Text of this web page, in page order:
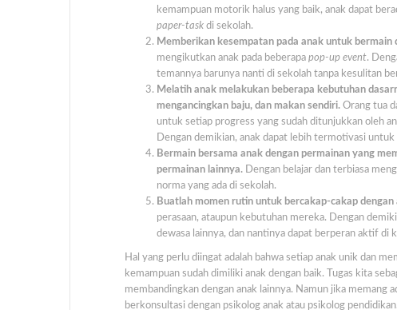
kemampuan motorik halus yang baik, anak dapat
paper-task di sekolah.
Memberikan kesempatan pada anak untuk bermain
mengikutkan anak pada beberapa pop-up event.
temannya barunya nanti di sekolah tanpa kesulitan
Melatih anak melakukan beberapa kebutuhan
mengancingkan baju, dan makan sendiri. Orang tua
untuk setiap progress yang sudah ditunjukkan oleh
Dengan demikian, anak dapat lebih termotivasi
Bermain bersama anak dengan permainan yang
permainan lainnya. Dengan belajar dan terbiasa
norma yang ada di sekolah.
Buatlah momen rutin untuk bercakap-cakap dengan
perasaan, ataupun kebutuhan mereka. Dengan
dewasa lainnya, dan nantinya dapat berperan aktif di
Hal yang perlu diingat adalah bahwa setiap anak unik dan
kemampuan sudah dimiliki anak dengan baik. Tugas kita
membandingkan dengan anak lainnya. Namun jika memang
berkonsultasi dengan psikolog anak atau psikolog pendidikan.